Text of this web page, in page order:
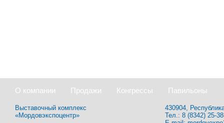
О компании Продажи Конгрессы Павильоны
Выставочный комплекс
«Мордовэкспоцентр»
430904,
Тел.: 8 (8342) 25-